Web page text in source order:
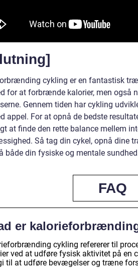
cykling er en fantastisk
for at forbrænde kalorier, men også
Gennem tiden har cykling
appel. For at opnå de bedste
at finde den rette balance mellem
Så tag din cykel, opnå dine
både din fysiske og mentale
FAQ
er
cykling refererer til
ved at udføre fysisk aktivitet på en
til at udføre bevægelser og træne